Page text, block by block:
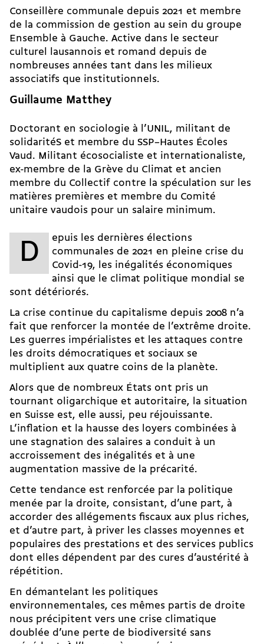
Conseillère communale depuis 2021 et membre
de la commission de gestion au sein du groupe
Ensemble à Gauche. Active dans le secteur
culturel lausannois et romand depuis de
nombreuses années tant dans les milieux
associatifs que institutionnels.
Guillaume Matthey
Doctorant en sociologie à l’UNIL, militant de
solidaritéS et membre du SSP–Hautes Écoles
Vaud. Militant écosocialiste et internationaliste,
ex-membre de la Grève du Climat et ancien
membre du Collectif contre la spéculation sur les
matières premières et membre du Comité
unitaire vaudois pour un salaire minimum.
D epuis les dernières élections
communales de 2021 en pleine crise du
Covid-19, les inégalités économiques
ainsi que le climat politique mondial se
sont détériorés.
La crise continue du capitalisme depuis 2008 n’a
fait que renforcer la montée de l’extrême droite.
Les guerres impérialistes et les attaques contre
les droits démocratiques et sociaux se
multiplient aux quatre coins de la planète.
Alors que de nombreux États ont pris un
tournant oligarchique et autoritaire, la situation
en Suisse est, elle aussi, peu réjouissante.
L’inflation et la hausse des loyers combinées à
une stagnation des salaires a conduit à un
accroissement des inégalités et à une
augmentation massive de la précarité.
Cette tendance est renforcée par la politique
menée par la droite, consistant, d’une part, à
accorder des allégements fiscaux aux plus riches,
et d’autre part, à priver les classes moyennes et
populaires des prestations et des services publics
dont elles dépendent par des cures d’austérité à
répétition.
En démantelant les politiques
environnementales, ces mêmes partis de droite
nous précipitent vers une crise climatique
doublée d’une perte de biodiversité sans